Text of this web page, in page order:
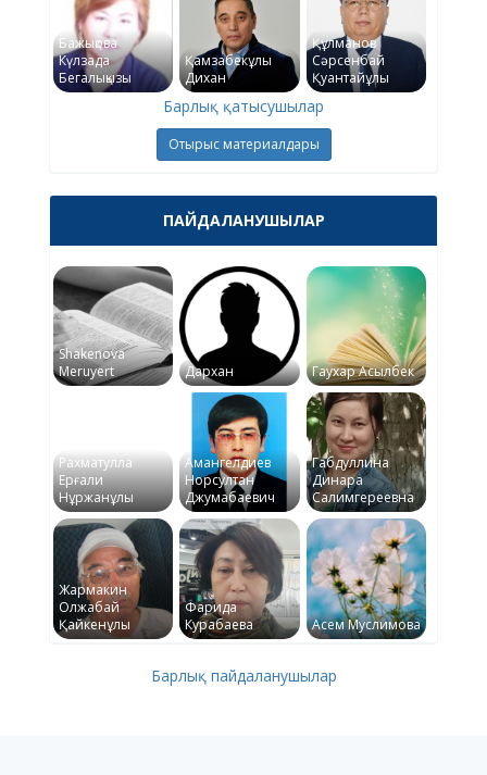
Бажықова
Күлзада
Бегалықызы
Қамзабекұлы
Дихан
Құлманов
Сәрсенбай
Қуантайұлы
Барлық қатысушылар
Отырыс материалдары
ПАЙДАЛАНУШЫЛАР
Shakenova
Meruyert
Дархан Гаухар Асылбек
Рахматулла
Ерғали
Нұржанұлы
Амангелдиев
Норсултан
Джумабаевич
Габдуллина
Динара
Салимгереевна
Жармакин
Олжабай
Қайкенұлы
Фарида
Курабаева
Асем Муслимова
Барлық пайдаланушылар